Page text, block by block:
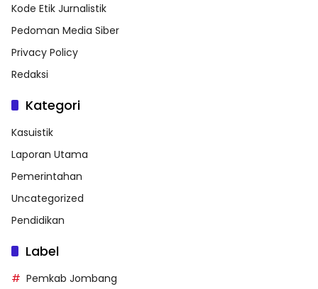
Kode Etik Jurnalistik
Pedoman Media Siber
Privacy Policy
Redaksi
Kategori
Kasuistik
Laporan Utama
Pemerintahan
Uncategorized
Pendidikan
Label
Pemkab Jombang